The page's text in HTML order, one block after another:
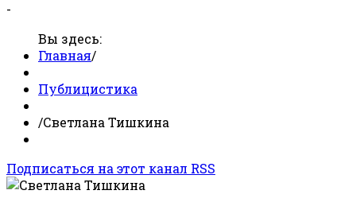
-
Вы здесь:
Главная/
Публицистика
/Светлана Тишкина
Подписаться на этот канал RSS